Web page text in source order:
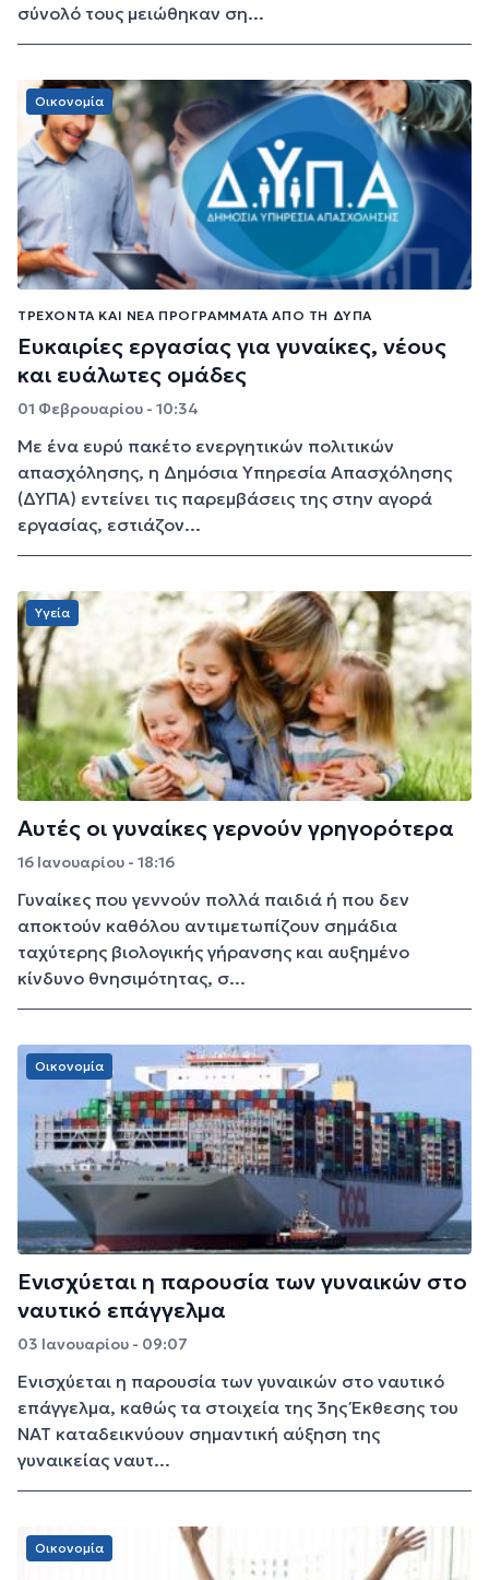
σύνολό τους μειώθηκαν ση...
Οικονομία
ΤΡΈΧΟΝΤΑ ΚΑΙ ΝΈΑ ΠΡΟΓΡΆΜΜΑΤΑ ΑΠΌ ΤΗ ΔΥΠΑ
Ευκαιρίες εργασίας για γυναίκες, νέους
και ευάλωτες ομάδες
01 Φεβρουαρίου - 10:34
Με ένα ευρύ πακέτο ενεργητικών πολιτικών
απασχόλησης, η Δημόσια Υπηρεσία Απασχόλησης
(ΔΥΠΑ) εντείνει τις παρεμβάσεις της στην αγορά
εργασίας, εστιάζον...
Υγεία
Αυτές οι γυναίκες γερνούν γρηγορότερα
16 Ιανουαρίου - 18:16
Γυναίκες που γεννούν πολλά παιδιά ή που δεν
αποκτούν καθόλου αντιμετωπίζουν σημάδια
ταχύτερης βιολογικής γήρανσης και αυξημένο
κίνδυνο θνησιμότητας, σ...
Οικονομία
Ενισχύεται η παρουσία των γυναικών στο
ναυτικό επάγγελμα
03 Ιανουαρίου - 09:07
Ενισχύεται η παρουσία των γυναικών στο ναυτικό
επάγγελμα, καθώς τα στοιχεία της 3ης Έκθεσης του
ΝΑΤ καταδεικνύουν σημαντική αύξηση της
γυναικείας ναυτ...
Οικονομία